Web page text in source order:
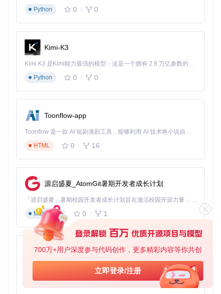
700万+用户深度参与代码创作，更多精彩内容等你共创
立即登录/注册
A2: 使用tokenizer的rescale_factor参数进行自适应调整，5分
Q3: GPU内存不足时的优化方案？
A3: 启用梯度检查点(gradient checkpointing)并降低batch_siz
e，同时可采用模型并行方式加载大型预训练模型。
效果验证体系：回测框架与性能评估
多维评估指标
了包含累计收益、夏普比率、最大回撤等指标的完整评估体
势的吻合程度。
图2：Kronos在沪深300指数上的回测表现，展示了不同参数
设置下的累计收益与超额收益曲线
交叉市场验证
如何验证模型在不同市场环境下的泛化能力？建议采用跨资产
类别测试方法，在股票、期货和加密货币等多个市场验证预测
效果。实践表明，经过充分训练的Kronos模型能够适应不同市
场的特性，保持稳定的预测表现。
未来演进方向：金融AI预测的前沿探索
如何将新闻舆情、宏观经济指标等外部信息整合到预测模型
Python
0 0
Kimi-K3
Kimi K3 是Kimi能力最强的模型：这是一个拥有 2.8 万亿参数的混合专家（MoE）模型，具备原生视觉理解能力，并支持 100 万 token 的上下文窗口。
Python
0 0
Toonflow-app
Toonflow 是一款 AI 短剧漫剧工具，能够利用 AI 技术将小说自动转化为剧本，并结合 AI 生成的图片和视频，实现高效的短剧创作。借助 Toonflow，可以轻松完成从文字到影像的全流程，让短剧制作变得更加智能与便捷。
HTML
0 16
源启盛夏_AtomGit暑期开发者成长计划
「源启盛夏」暑期校园开发者成长计划旨在激活校园开源力量，通过积分激励、认证扶持、资源倾斜等形式，引导高校组织和开发者完成「入驻 — 建项目 — 做贡献 — 获认证 — 得资源」的完整闭环。无论你是想带领社团入驻平台的组织者，还是希望用代码贡献证明自己的开发者，都能在这里找到属于你的成长路径。
Markdown
0 1
AionUi
免费、本地、开源的 24/7 全天候 Cowork 应用，以及适用于 Gemini CLI、Claude Code、Codex、OpenCode、Qwen Code、Goose CLI、Auggie 等的 OpenClaw | 🌟 喜欢就点star吧
TypeScript
0 6